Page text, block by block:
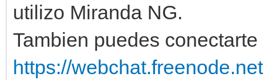
utilizo Miranda NG.
Tambien puedes
https://